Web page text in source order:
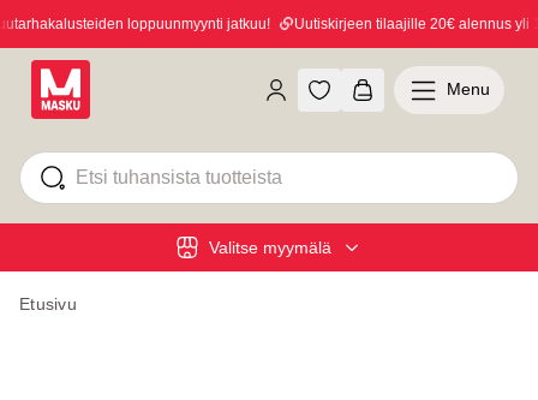
loppuunmyynti jatkuu! Uutiskirjeen tilaajille 20€ alennus yli
Valitse myymälä
Menu
Etusivu